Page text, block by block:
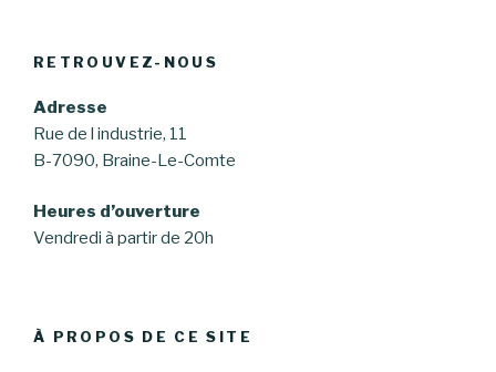
RETROUVEZ-NOUS
Adresse
Rue de l industrie, 11
B-7090, Braine-Le-Comte
Heures d’ouverture
Vendredi à partir de 20h
À PROPOS DE CE SITE